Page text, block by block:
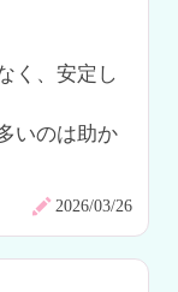
く、安定し
いのは助か
2026/03/26